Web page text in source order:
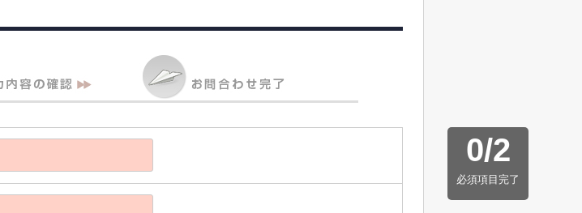
0/2
必須項目完了